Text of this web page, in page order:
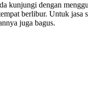
kunjungi dengan
berlibur. Untuk jasa
juga bagus.